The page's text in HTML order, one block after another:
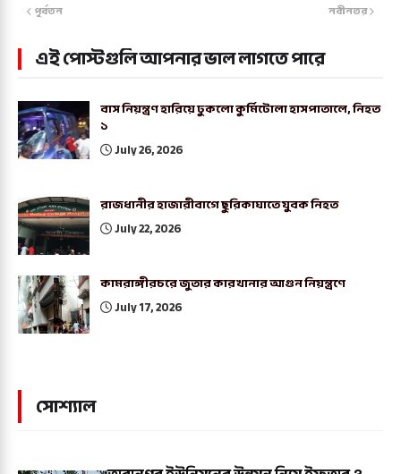
নবীনতর
পূর্বতন
এই পোস্টগুলি আপনার ভাল লাগতে পারে
বাস নিয়ন্ত্রণ হারিয়ে ঢুকলো কুর্মিটোলা হাসপাতালে, নিহত
১
July 26, 2026
রাজধানীর হাজারীবাগে ছুরিকাঘাতে যুবক নিহত
July 22, 2026
কামরাঙ্গীরচরে জুতার কারখানার আগুন নিয়ন্ত্রণে
July 17, 2026
সোশ্যাল